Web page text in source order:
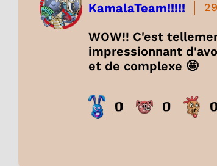
KamalaTeam!!!!!
WOW!! C'est
impressionnant
et de complexe 🤩
0 0